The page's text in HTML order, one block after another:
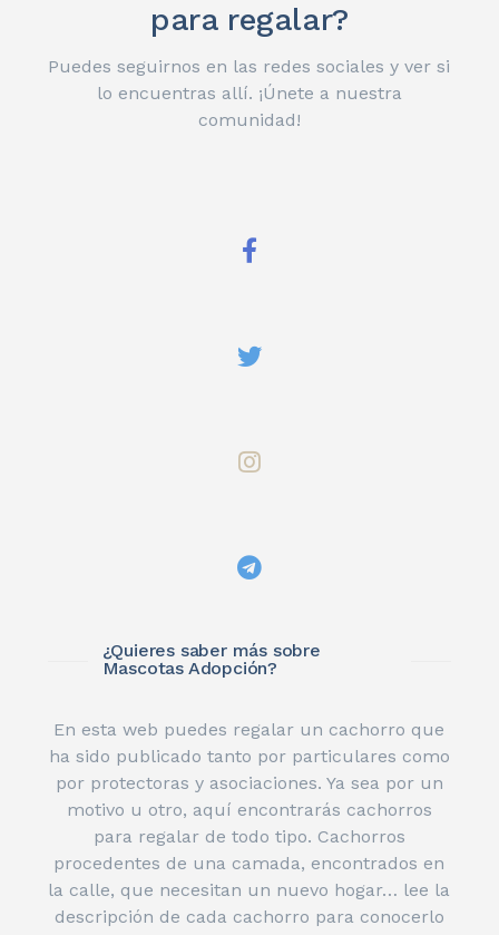
para regalar?
Puedes seguirnos en las redes sociales y ver si
lo encuentras allí. ¡Únete a nuestra
comunidad!
¿Quieres saber más sobre
Mascotas Adopción?
En esta web puedes regalar un cachorro que
ha sido publicado tanto por particulares como
por protectoras y asociaciones. Ya sea por un
motivo u otro, aquí encontrarás cachorros
para regalar de todo tipo. Cachorros
procedentes de una camada, encontrados en
la calle, que necesitan un nuevo hogar… lee la
descripción de cada cachorro para conocerlo